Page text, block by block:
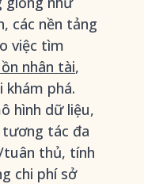
các nền tảng
việc tìm
nhân tài,
khám phá.
hình dữ liệu,
tương tác đa
tuân thủ, tính
chi phí sở